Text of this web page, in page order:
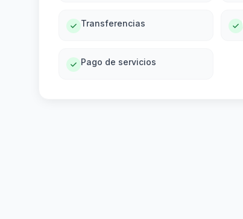
Transferencias
Pago de servicios